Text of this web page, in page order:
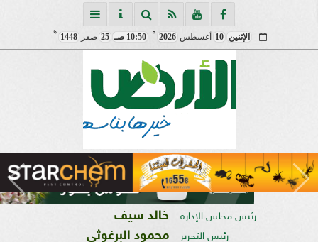
الإثنين 10 أغسطس 2026
مـ
10:50 صـ 25 صفر 1448
هـ
رئيس مجلس الإدارة خالد سيف
رئيس التحرير محمود البرغوثي